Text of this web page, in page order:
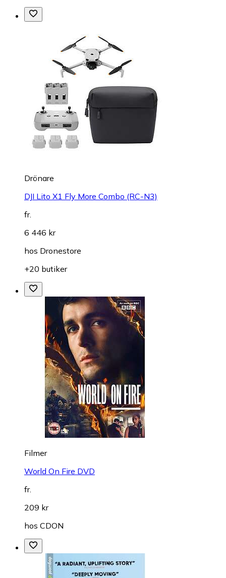
Drönare
DJI Lito X1 Fly More Combo (RC-N3)
fr.
6 446 kr
hos Dronestore
+20 butiker
Filmer
World On Fire DVD
fr.
209 kr
hos CDON